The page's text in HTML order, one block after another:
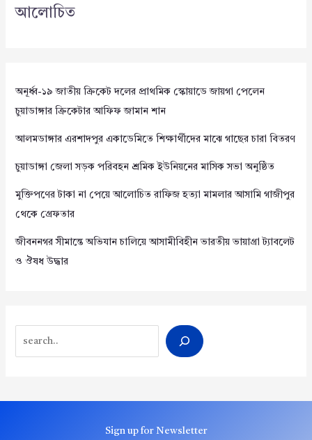
আলোচিত
অনূর্ধ্ব-১৯ জাতীয় ক্রিকেট দলের প্রাথমিক স্কোয়াডে জায়গা পেলেন
চুয়াডাঙ্গার ক্রিকেটার আফিফ জামান শান
আলমডাঙ্গার এরশাদপুর একাডেমিতে শিক্ষার্থীদের মাঝে গাছের চারা বিতরণ
চুয়াডাঙ্গা জেলা সড়ক পরিবহন শ্রমিক ইউনিয়নের মাসিক সভা অনুষ্ঠিত
মুক্তিপণের টাকা না পেয়ে আলোচিত রাফিজ হত্যা মামলার আসামি গাজীপুর
থেকে গ্রেফতার
জীবননগর সীমান্তে অভিযান চালিয়ে আসামীবিহীন ভারতীয় ভায়াগ্রা ট্যাবলেট
ও ঔষধ উদ্ধার
Sign up for Newsletter